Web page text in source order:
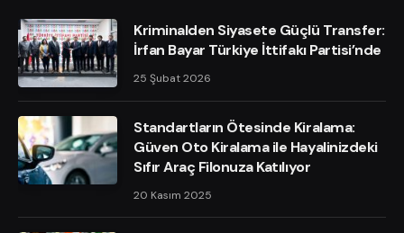
Kriminalden Siyasete Güçlü Transfer:
İrfan Bayar Türkiye İttifakı Partisi’nde
25 Şubat 2026
Standartların Ötesinde Kiralama:
Güven Oto Kiralama ile Hayalinizdeki
Sıfır Araç Filonuza Katılıyor
20 Kasım 2025